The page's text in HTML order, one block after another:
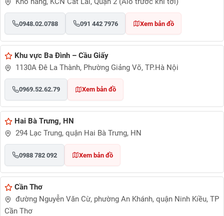
0948.02.0788 091 442 7976 Xem bản đồ
Khu vực Ba Đình – Cầu Giấy
1130A Đê La Thành, Phường Giảng Võ, TP.Hà Nội
0969.52.62.79 Xem bản đồ
Hai Bà Trưng, HN
294 Lạc Trung, quận Hai Bà Trưng, HN
0988 782 092 Xem bản đồ
Cần Thơ
đường Nguyễn Văn Cừ, phường An Khánh, quận Ninh Kiều, TP
Cần Thơ